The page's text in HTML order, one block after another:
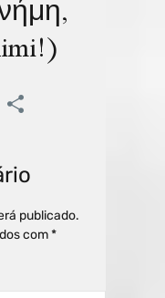
E
ar
til
publicado.
com*